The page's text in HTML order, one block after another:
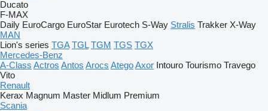
Ducato
F-MAX
Daily EuroCargo EuroStar Eurotech S-Way Stralis Trakker X-Way
MAN
Lion's series TGA TGL TGM TGS TGX
Mercedes-Benz
A-Class Actros Antos Arocs AtegoAxor Intouro Tourismo Travego
Vito
Renault
Kerax Magnum Master Midlum Premium
Scania